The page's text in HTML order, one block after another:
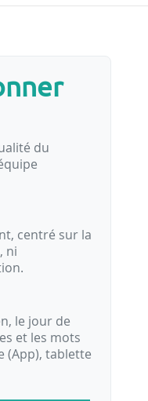
de
prioritaire pour
du
centré sur la
ni
le jour de
et les mots
(App), tablette